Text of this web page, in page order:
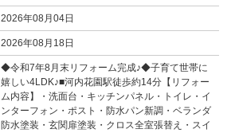
2026年08月04日
2026年08月18日
◆令和7年8月末リフォーム完成♪◆子育て世帯に
嬉しい4LDK♪■河内花園駅徒歩約14分【リフォー
ム内容】・洗面台・キッチンパネル・トイレ・イ
ンターフォン・ポスト・防水パン新調・ベランダ
防水塗装・玄関扉塗装・クロス全室張替え・スイ